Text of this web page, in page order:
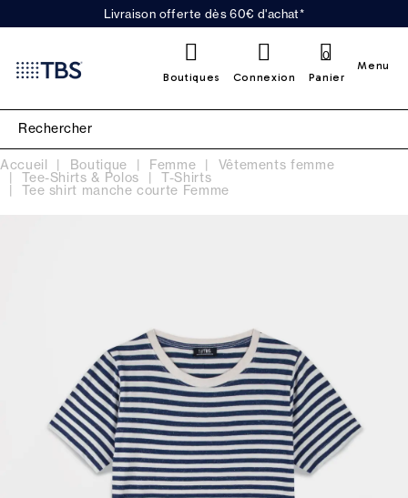
Livraison offerte dès 60€ d'achat*
Boutiques Connexion Panier
0
Menu
Accueil Boutique Femme Vêtements femme
Tee-Shirts & Polos T-Shirts
Tee shirt manche courte Femme